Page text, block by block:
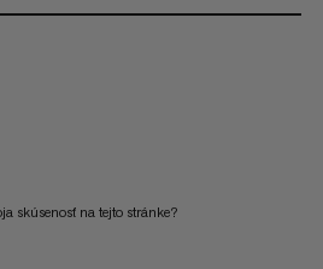
skúsenosť na tejto stránke?